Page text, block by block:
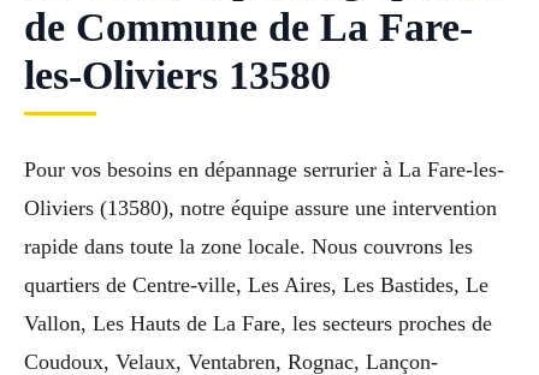
de Commune de La Fare-
les-Oliviers 13580
Pour vos besoins en dépannage serrurier à La Fare-les-
Oliviers (13580), notre équipe assure une intervention
rapide dans toute la zone locale. Nous couvrons les
quartiers de Centre-ville, Les Aires, Les Bastides, Le
Vallon, Les Hauts de La Fare, les secteurs proches de
Coudoux, Velaux, Ventabren, Rognac, Lançon-